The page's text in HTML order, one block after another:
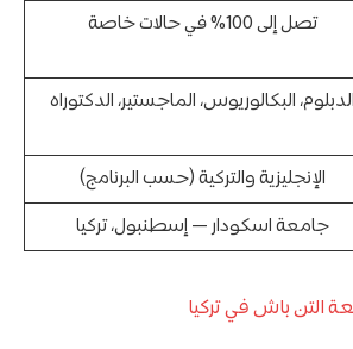
تصل إلى 100% في حالات خاصة
الدبلوم، البكالوريوس، الماجستير، الدكتوراه
الإنجليزية والتركية (حسب البرنامج)
جامعة اسكودار — إسطنبول، تركيا
التن باش في تركيا